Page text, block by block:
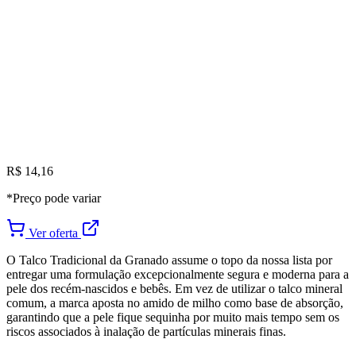
R$ 14,16
*Preço pode variar
Ver oferta
O Talco Tradicional da Granado assume o topo da nossa lista por
entregar uma formulação excepcionalmente segura e moderna para a
pele dos recém-nascidos e bebês. Em vez de utilizar o talco mineral
comum, a marca aposta no amido de milho como base de absorção,
garantindo que a pele fique sequinha por muito mais tempo sem os
riscos associados à inalação de partículas minerais finas.